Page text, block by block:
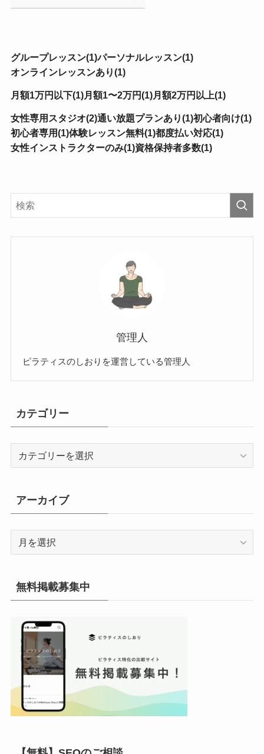
グループレッスン(1)パーソナルレッスン(1)
オンラインレッスンあり(1)
月額1万円以下(1)月額1〜2万円(1)月額2万円以上(1)
女性専用スタジオ(2)通い放題プランあり(1)初心者向け(1)
初心者専用(1)体験レッスン無料(1)都度払い対応(1)
女性インストラクターのみ(1)資格保持者多数(1)
管理人
ピラティスのしおりを運営している管理人
カテゴリー
リ
ー
アーカイブ
イ
ブ
無料掲載募集中